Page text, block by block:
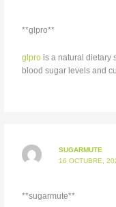
** glpro**
glprois a natural dietary
blood sugar levels and
SUGARMUTE
16 OCTUBRE,
**sugarmute**